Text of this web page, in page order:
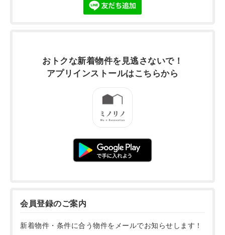
おトクな新着物件を 見逃さないで！
アプリインストールはこちらから
会員登録のご案内
新着物件・条件に合う物件をメールでお知らせします！